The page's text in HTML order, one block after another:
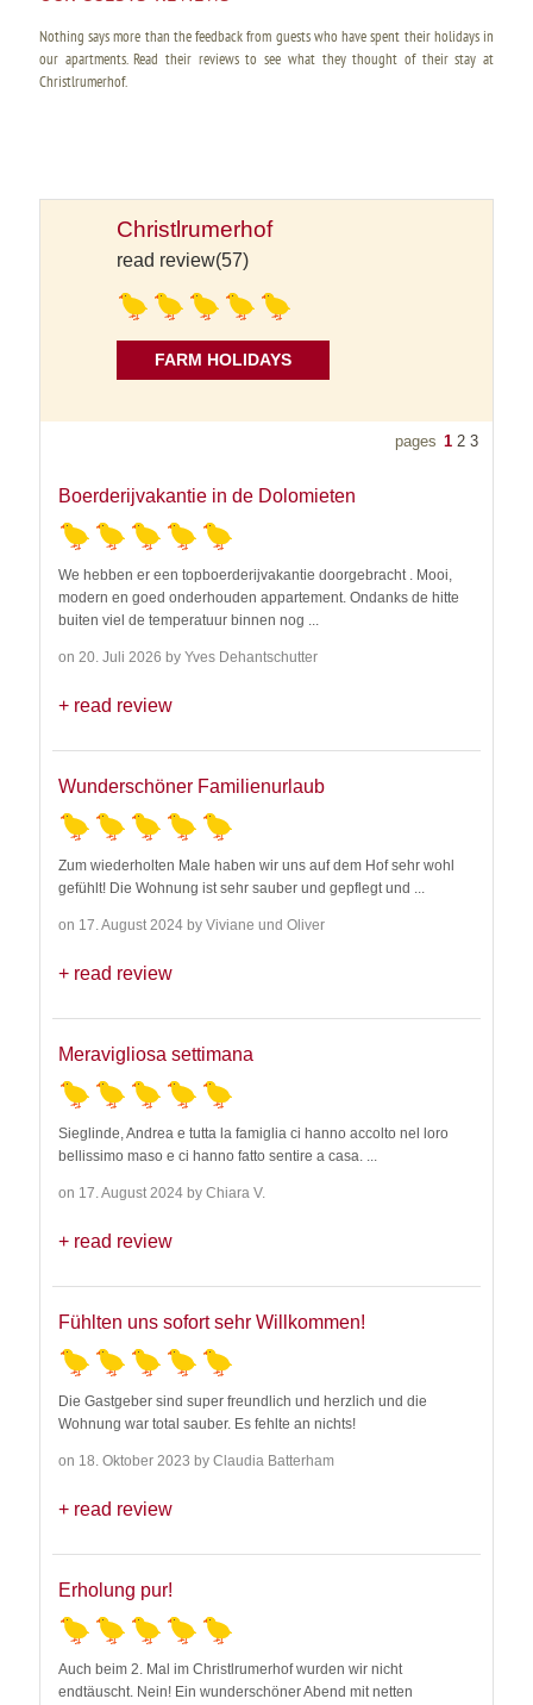
Nothing says more than the feedback from guests who have spent their holidays in
our apartments. Read their reviews to see what they thought of their stay at
Christlrumerhof.
Christlrumerhof
read review(57)
FARM HOLIDAYS
pages 1 2 3
Boerderijvakantie in de Dolomieten
We hebben er een topboerderijvakantie doorgebracht . Mooi,
modern en goed onderhouden appartement. Ondanks de hitte
buiten viel de temperatuur binnen nog ...
on 20. Juli 2026 by Yves Dehantschutter
read review
Wunderschöner Familienurlaub
Zum wiederholten Male haben wir uns auf dem Hof sehr wohl
gefühlt! Die Wohnung ist sehr sauber und gepflegt und ...
on 17. August 2024 by Viviane und Oliver
read review
Meravigliosa settimana
Sieglinde, Andrea e tutta la famiglia ci hanno accolto nel loro
bellissimo maso e ci hanno fatto sentire a casa. ...
on 17. August 2024 by Chiara V.
read review
Fühlten uns sofort sehr Willkommen!
Die Gastgeber sind super freundlich und herzlich und die
Wohnung war total sauber. Es fehlte an nichts!
on 18. Oktober 2023 by Claudia Batterham
read review
Erholung pur!
Auch beim 2. Mal im Christlrumerhof wurden wir nicht
endtäuscht. Nein! Ein wunderschöner Abend mit netten